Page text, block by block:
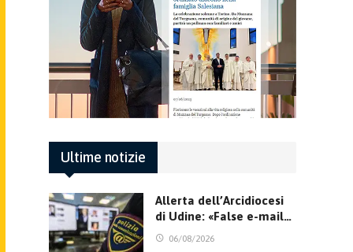
Ultime notizie
Allerta dell’Arcidiocesi
di Udine: «False e-mail…
06/08/2026